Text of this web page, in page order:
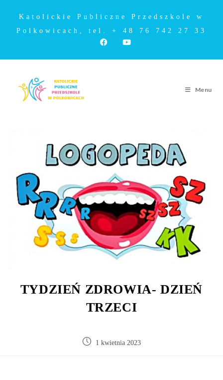
Katolickie Publiczne Przedszkole w
Polkowicach, tel. + 48 76 742 27 33
Menu
TYDZIEŃ ZDROWIA- DZIEŃ
TRZECI
1 kwietnia 2023